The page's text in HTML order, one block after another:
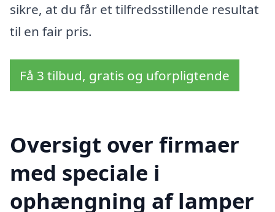
sikre, at du får et tilfredsstillende resultat
til en fair pris.
Få 3 tilbud, gratis og uforpligtende
Oversigt over firmaer
med speciale i
ophængning af lamper